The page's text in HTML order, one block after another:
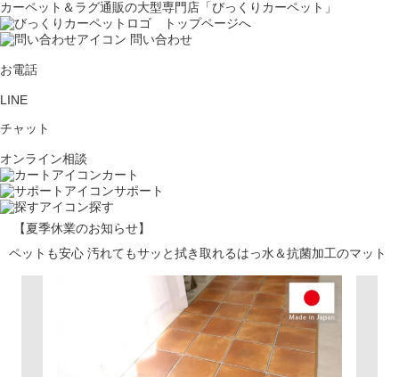
カーペット＆ラグ通販の大型専門店「びっくりカーペット」
問い合わせ
お電話
LINE
チャット
オンライン相談
カート
サポート
探す
【夏季休業のお知らせ】
ペットも安心 汚れてもサッと拭き取れるはっ水＆抗菌加工のマット